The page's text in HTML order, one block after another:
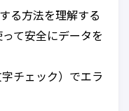
る方法を理解する
って安全にデータを
チェック）でエラ